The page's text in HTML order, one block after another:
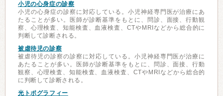
小児の心身症の診察
小児の心身症の診察に対応している。小児神経専門医が治療にあ
たることが多い。医師が診断基準をもとに、問診、面接、行動観
察、心理検査、知能検査、血液検査、CTやMRIなどから総合的に
判断して診断される。
被虐待児の診察
被虐待児の診察の診察に対応している。小児神経専門医が治療に
あたることが多い。医師が診断基準をもとに、問診、面接、行動
観察、心理検査、知能検査、血液検査、CTやMRIなどから総合的
に判断して診断される。
光トポグラフィー